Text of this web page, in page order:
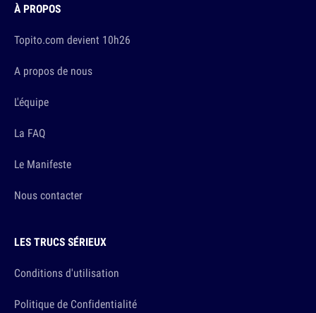
À PROPOS
Topito.com devient 10h26
A propos de nous
L'équipe
La FAQ
Le Manifeste
Nous contacter
LES TRUCS SÉRIEUX
Conditions d'utilisation
Politique de Confidentialité